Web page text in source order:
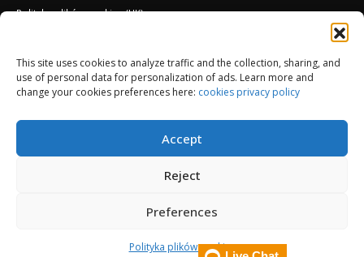
This site uses cookies to analyze traffic and the collection, sharing, and
use of personal data for personalization of ads. Learn more and
change your cookies preferences here: cookies privacy policy
Accept
Reject
Preferences
Polityka plików cookies
Polityka plików cookies (UK)
Docieplenie EWI ETICS